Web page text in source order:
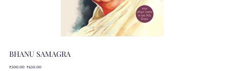
BHANU SAMAGRA
Original
₹500.00 Sale
₹450.00